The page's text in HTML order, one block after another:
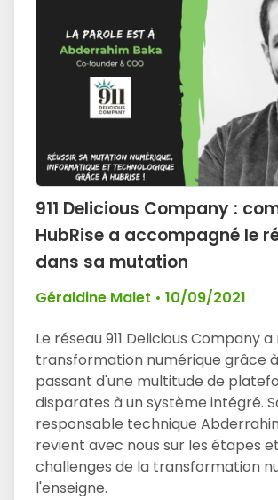
911 Delicious Company :
HubRise a accompagné le
dans sa mutation
Géraldine Malet • 10/09/2021
Le réseau 911 Delicious Company a
transformation numérique grâce à
passant d'une multitude de
disparates à un système intégré.
responsable technique
revient avec nous sur les étapes
challenges de la transformation
l'enseigne.